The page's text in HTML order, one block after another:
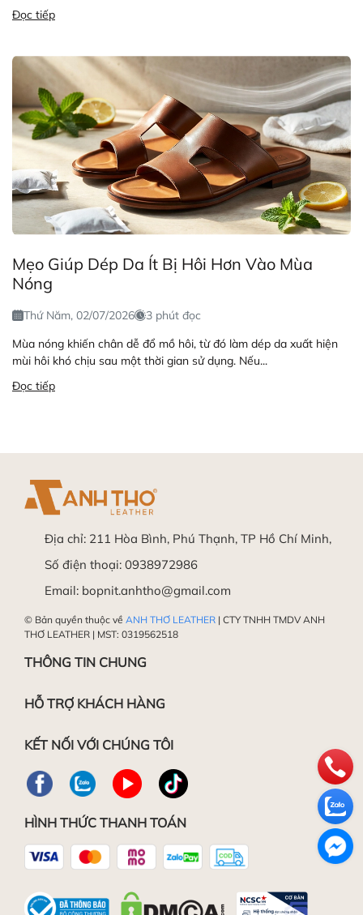
Đọc tiếp
Mẹo Giúp Dép Da Ít Bị Hôi Hơn Vào Mùa
Nóng
Thứ Năm, 02/07/2026
3 phút đọc
Mùa nóng khiến chân dễ đổ mồ hôi, từ đó làm dép da xuất hiện
mùi hôi khó chịu sau một thời gian sử dụng. Nếu...
Đọc tiếp
Địa chỉ: 211 Hòa Bình, Phú Thạnh, TP Hồ Chí Minh,
Số điện thoại: 0938972986
Email: bopnit.anhtho@gmail.com
© Bản quyền thuộc về ANH THƠ LEATHER | CTY TNHH TMDV ANH
THƠ LEATHER | MST: 0319562518
THÔNG TIN CHUNG
HỖ TRỢ KHÁCH HÀNG
KẾT NỐI VỚI CHÚNG TÔI
HÌNH THỨC THANH TOÁN